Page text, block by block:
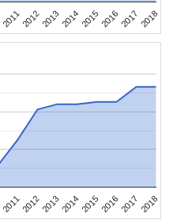
2011201220132014201520162017 2018
2011201220132014201520162017 2018